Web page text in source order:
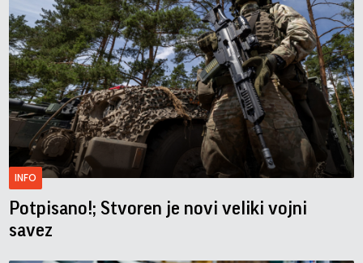
INFO
Potpisano!; Stvoren je novi veliki vojni
savez